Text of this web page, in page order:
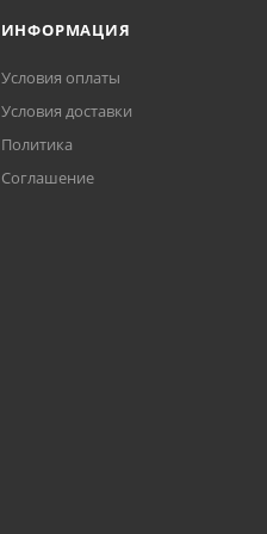
ИНФОРМАЦИЯ
Условия оплаты
Условия доставки
Политика
Соглашение